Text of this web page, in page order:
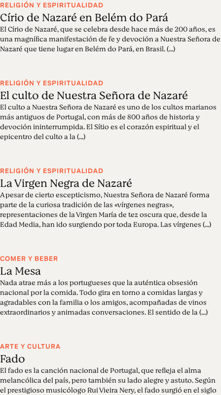
RELIGIÓN Y ESPIRITUALIDAD
Círio de Nazaré en Belém do Pará
El Círio de Nazaré, que se celebra desde hace más de 200 años, es
una magnífica manifestación de fe y devoción a Nuestra Señora de
Nazaré que tiene lugar en Belém do Pará, en Brasil. (...)
RELIGIÓN Y ESPIRITUALIDAD
El culto de Nuestra Señora de Nazaré
El culto a Nuestra Señora de Nazaré es uno de los cultos marianos
más antiguos de Portugal, con más de 800 años de historia y
devoción ininterrumpida. El Sítio es el corazón espiritual y el
epicentro del culto a la (...)
RELIGIÓN Y ESPIRITUALIDAD
La Virgen Negra de Nazaré
A pesar de cierto escepticismo, Nuestra Señora de Nazaré forma
parte de la curiosa tradición de las «vírgenes negras»,
representaciones de la Virgen María de tez oscura que, desde la
Edad Media, han ido surgiendo por toda Europa. Las vírgenes (...)
COMER Y BEBER
La Mesa
Nada atrae más a los portugueses que la auténtica obsesión
nacional por la comida. Todo gira en torno a comidas largas y
agradables con la familia o los amigos, acompañadas de vinos
extraordinarios y animadas conversaciones. El sentido de la (...)
ARTE Y CULTURA
Fado
El fado es la canción nacional de Portugal, que refleja el alma
melancólica del país, pero también su lado alegre y astuto. Según
el prestigioso musicólogo Rui Vieira Nery, el fado surgió en el siglo